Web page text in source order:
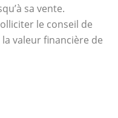
sa vente.
le conseil de
valeur financière de